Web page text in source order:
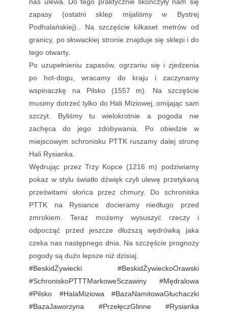
zapasy (ostatni sklep mijaliśmy w Bystrej
Podhalańskiej).. Na szczęście kilkaset metrów od
granicy, po słowackiej stronie znajduje się sklepi i do
tego otwarty.
Po uzupełnieniu zapasów, ogrzaniu się i zjedzenia
po hot-dogu, wracamy do kraju i zaczynamy
wspinaczkę na Pilsko (1557 m). Na szczęście
musimy dotrzeć tylko do Hali Miziowej, omijając sam
szczyt. Byliśmy tu wielokrotnie a pogoda nie
zachęca do jego zdobywania. Po obiedzie w
miejscowym schronisku PTTK ruszamy dalej stronę
Hali Rysianka.
Wędrując przez Trzy Kopce (1216 m) podziwiamy
pokaz w stylu światło dźwięk czyli ulewę przetykaną
prześwitami słońca przez chmury. Do schroniska
PTTK na Rysiance docieramy niedługo przed
zmrokiem. Teraz możemy wysuszyć rzeczy i
odpocząć przed jeszcze dłuższą wędrówką jaka
czeka nas następnego dnia. Na szczęście prognozy
pogody są dużo lepsze niż dzisiaj.
#BeskidŻywiecki
#BeskidŻywieckoOrawski
#SchroniskoPTTTMarkoweSczawiny
#Mędralowa
#Pilsko
#HalaMiziowa
#BazaNamitowaGłuchaczki
#BazaJaworzyna
#PrzełęczGlinne
#Rysianka